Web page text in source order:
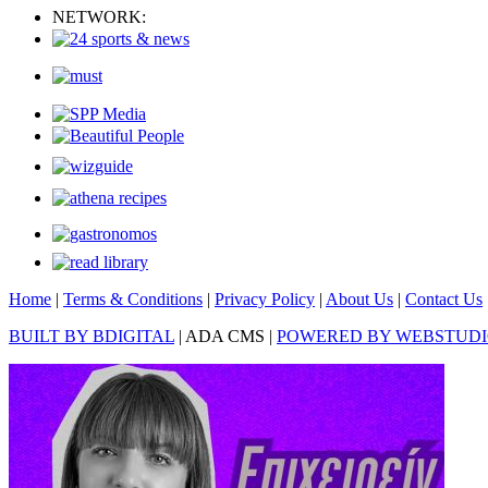
NETWORK:
Home | Terms & Conditions | Privacy Policy | About Us | Contact Us
BUILT BY BDIGITAL | ADA CMS | POWERED BY